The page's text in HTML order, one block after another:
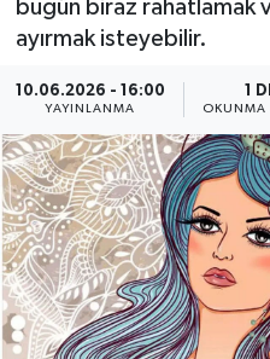
bugün biraz rahatlamak
ayırmak isteyebilir.
10.06.2026 - 16:00
YAYINLANMA
1
OKUNMA
Spor
Dünya
Resmi Reklamlar
Haber Arşivi